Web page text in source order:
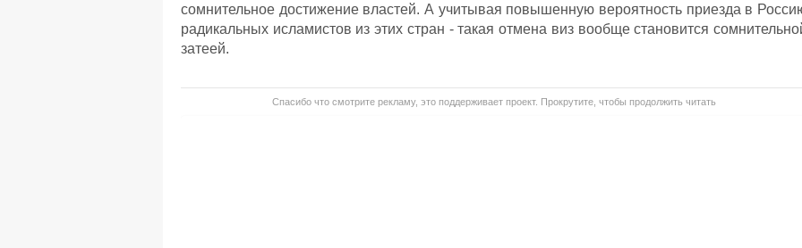
сомнительное достижение властей. А учитывая повышенную вероятность приезда в
радикальных исламистов из этих стран - такая отмена виз вообще становится
затеей.
Спасибо что смотрите рекламу, это поддерживает проект. Прокрутите, чтобы продолжить читать